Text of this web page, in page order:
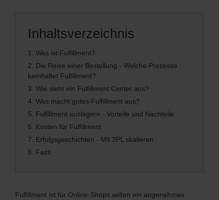
Inhaltsverzeichnis
1. Was ist Fulfillment?
2. Die Reise einer Bestellung - Welche Prozesse
beinhaltet Fulfillment?
3. Wie sieht ein Fulfillment Center aus?
4. Was macht gutes Fulfillment aus?
5. Fulfillment auslagern - Vorteile und Nachteile
6. Kosten für Fulfillment
7. Erfolgsgeschichten - Mit 3PL skalieren
8. Fazit
Fulfillment ist für Online-Shops selten ein angenehmes